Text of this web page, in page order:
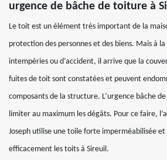
urgence de bâche de toiture à
Le toit est un élément très important de la
protection des personnes et des biens. Mais à
intempéries ou d’accident, il arrive que la
fuites de toit sont constatées et peuvent
composants de la structure. L’urgence bâche
limiter au maximum les dégâts. Pour ce faire,
Joseph utilise une toile forte imperméabilisée
efficacement les toits à Sireuil.